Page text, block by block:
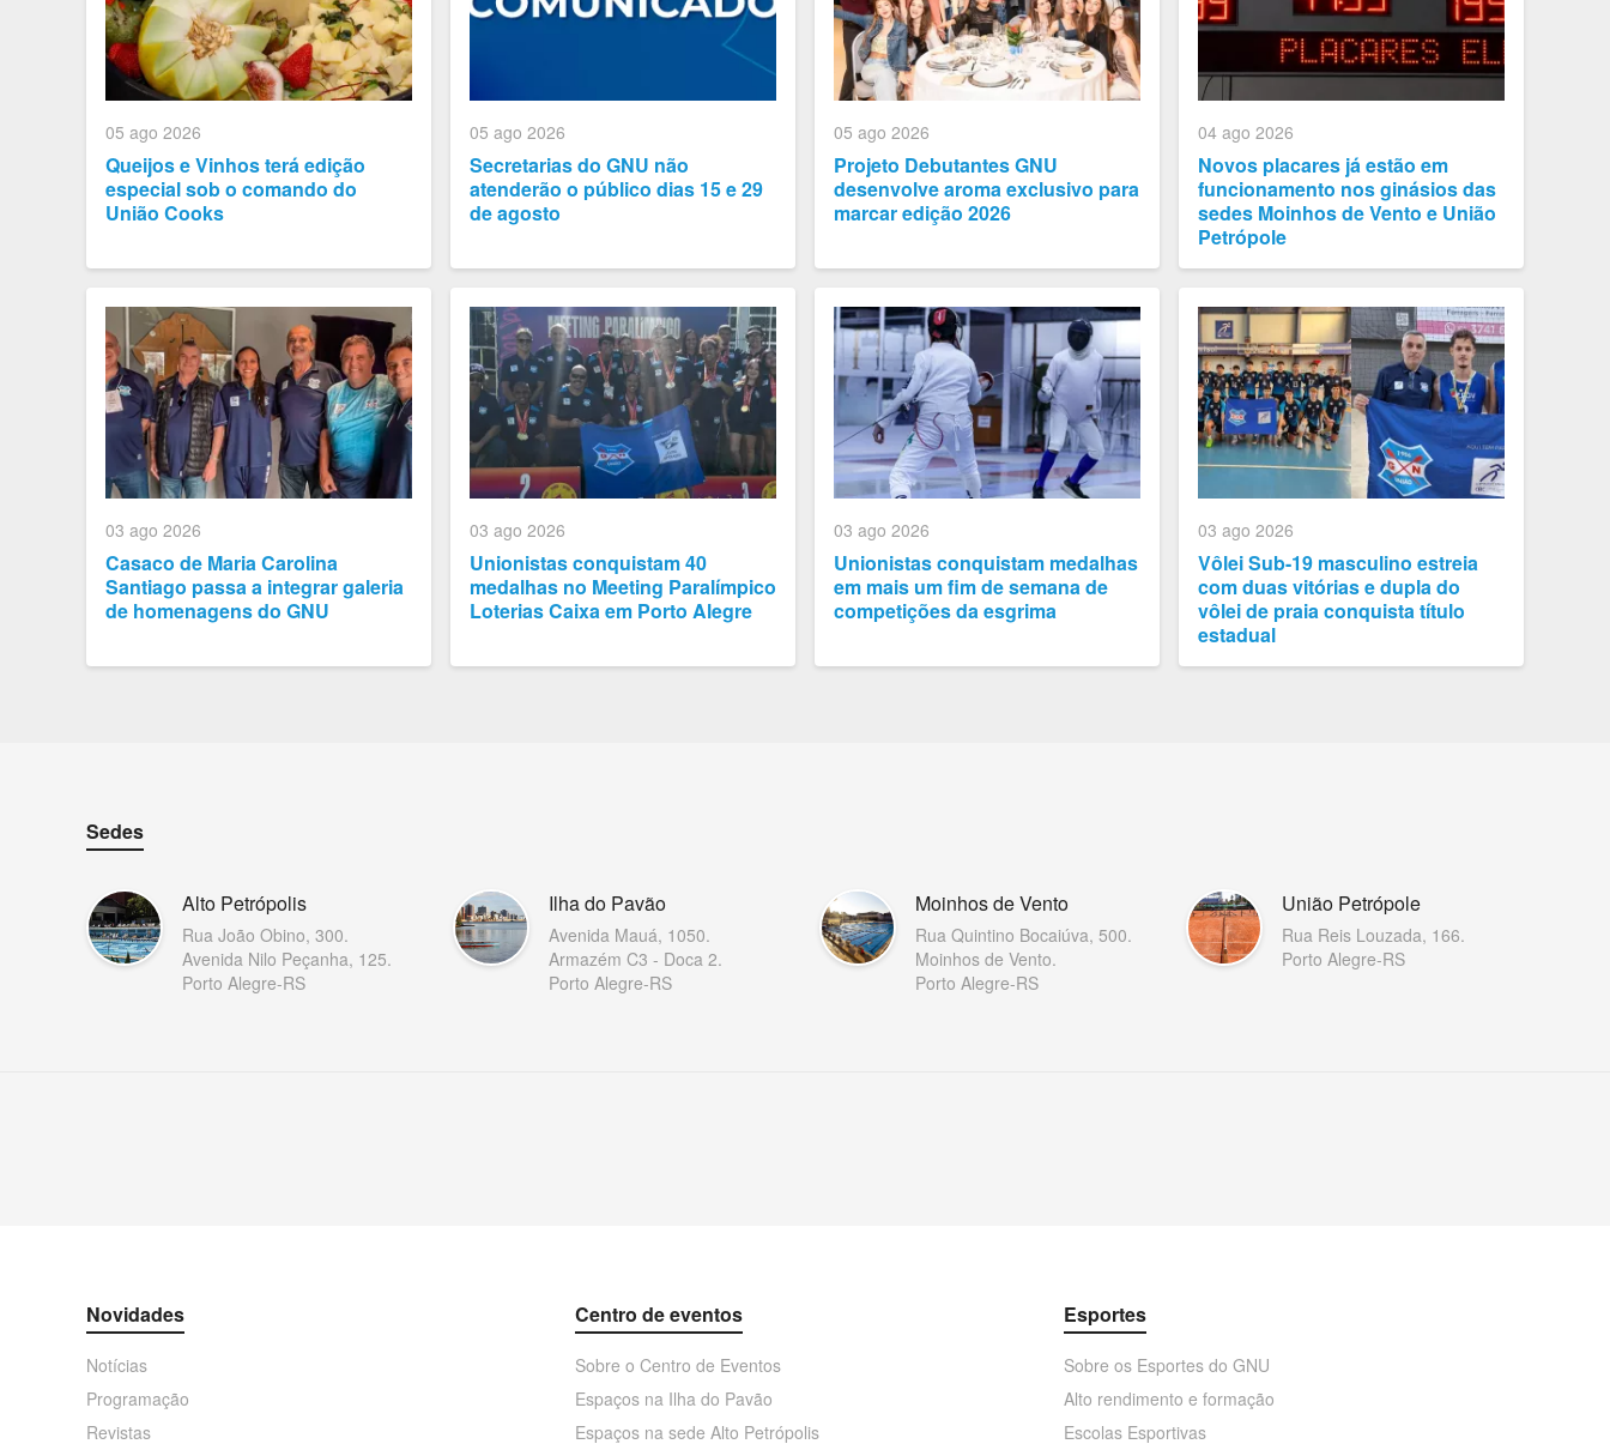
05 ago 2026
Queijos e Vinhos terá edição
especial sob o comando do
União Cooks
05 ago 2026
Secretarias do GNU não
atenderão o público dias 15 e 29
de agosto
05 ago 2026
Projeto Debutantes GNU
desenvolve aroma exclusivo para
marcar edição 2026
04 ago 2026
Novos placares já estão em
funcionamento nos ginásios das
sedes Moinhos de Vento e União
Petrópole
03 ago 2026
Casaco de Maria Carolina
Santiago passa a integrar galeria
de homenagens do GNU
03 ago 2026
Unionistas conquistam 40
medalhas no Meeting Paralímpico
Loterias Caixa em Porto Alegre
03 ago 2026
Unionistas conquistam medalhas
em mais um fim de semana de
competições da esgrima
03 ago 2026
Vôlei Sub-19 masculino estreia
com duas vitórias e dupla do
vôlei de praia conquista título
estadual
Sedes
Alto Petrópolis
Rua João Obino, 300.
Avenida Nilo Peçanha, 125.
Porto Alegre-RS
Ilha do Pavão
Avenida Mauá, 1050.
Armazém C3 - Doca 2.
Porto Alegre-RS
Moinhos de Vento
Rua Quintino Bocaiúva, 500.
Moinhos de Vento.
Porto Alegre-RS
União Petrópole
Rua Reis Louzada, 166.
Porto Alegre-RS
Novidades
Notícias
Programação
Revistas
Centro de eventos
Sobre o Centro de Eventos
Espaços na Ilha do Pavão
Espaços na sede Alto Petrópolis
Esportes
Sobre os Esportes do GNU
Alto rendimento e formação
Escolas Esportivas